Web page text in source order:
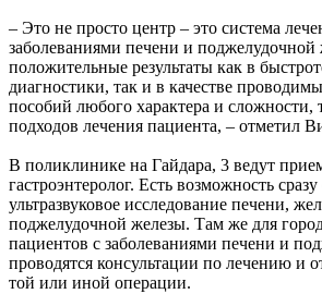
– Это не просто центр – это система
заболеваниями печени и поджелудочной
положительные результаты как в
диагностики, так и в качестве
пособий любого характера и сложности,
подходов лечения пациента, – отметил
В поликлинике на Гайдара, 3 ведут
гастроэнтеролог. Есть возможность сразу
ультразвуковое исследование печени,
поджелудочной железы. Там же для
пациентов с заболеваниями печени и
проводятся консультации по лечению и
той или иной операции.